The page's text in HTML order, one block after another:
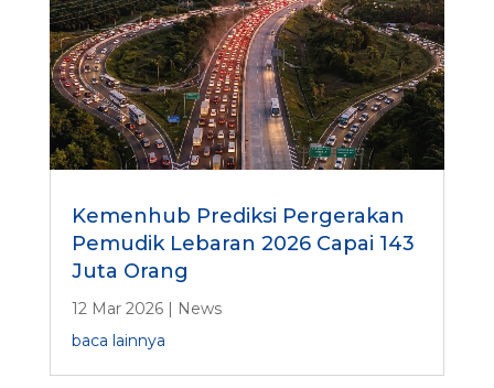
Kemenhub Prediksi Pergerakan
Pemudik Lebaran 2026 Capai 143
Juta Orang
12 Mar 2026| News
baca lainnya